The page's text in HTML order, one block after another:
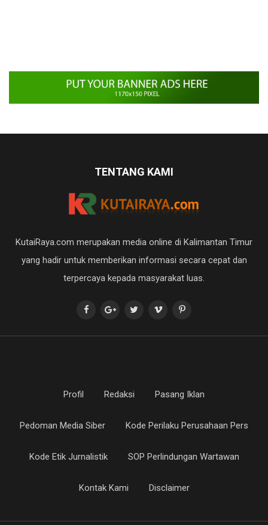
TENTANG KAMI
KutaiRaya.com merupakan media online di Kalimantan Timur
yang hadir untuk memberikan informasi secara cepat dan
terpercaya kepada masyarakat luas.
Profil Redaksi Pasang Iklan
Pedoman Media Siber Kode Perilaku Perusahaan Pers
Kode Etik Jurnalistik SOP Perlindungan Wartawan
Kontak Kami Disclaimer